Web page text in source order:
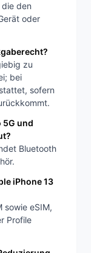
den
oder
zu
bei
sofern
5G und
Bluetooth
iPhone 13
sowie eSIM,
Profile